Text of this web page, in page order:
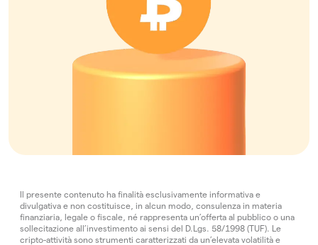
Il presente contenuto ha finalità esclusivamente informativa e
divulgativa e non costituisce, in alcun modo, consulenza in materia
finanziaria, legale o fiscale, né rappresenta un’offerta al pubblico o una
sollecitazione all’investimento ai sensi del D.Lgs. 58/1998 (TUF). Le
cripto-attività sono strumenti caratterizzati da un’elevata volatilità e